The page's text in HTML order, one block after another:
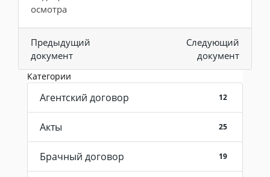
осмотра
Предыдущий
документ
Следующий
документ
Категории
Агентский договор 12
Акты 25
Брачный договор 19